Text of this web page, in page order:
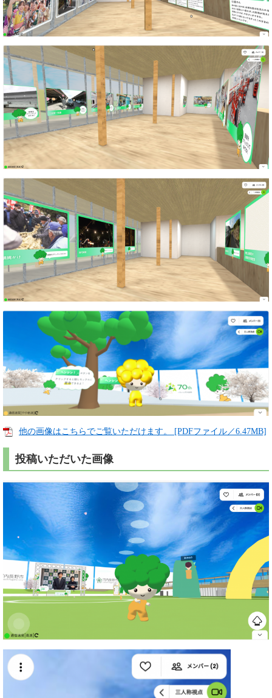
他の画像はこちらでご覧いただけます。 [PDFファイル／6.47MB]
投稿いただいた画像